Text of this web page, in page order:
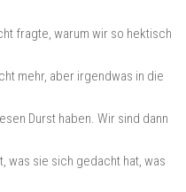
fragte, warum wir so hektisch
mehr, aber irgendwas in die
Durst haben. Wir sind dann
was sie sich gedacht hat, was